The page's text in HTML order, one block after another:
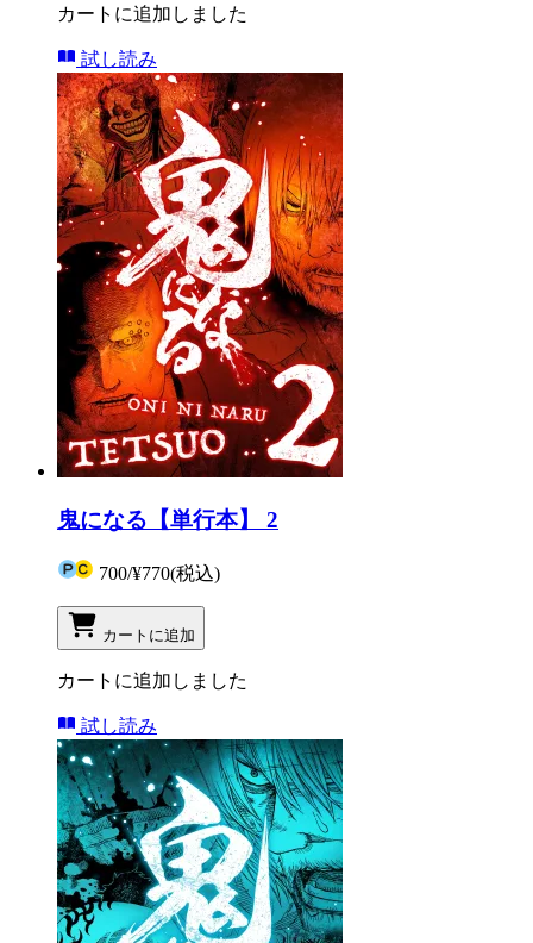
カートに追加しました
試し読み
鬼になる【単行本】 2
700/¥770(税込)
カートに追加
カートに追加しました
試し読み